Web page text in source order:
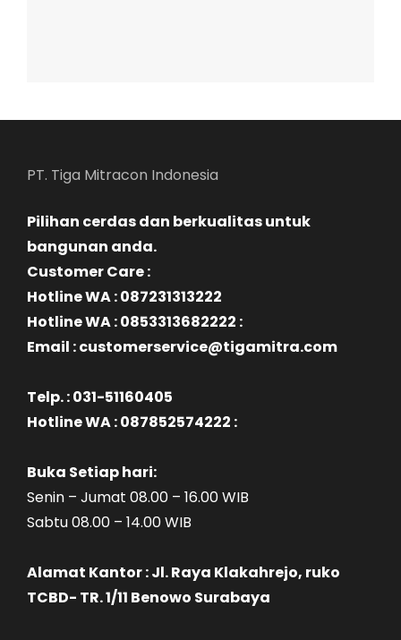
PT. Tiga Mitracon Indonesia
Pilihan cerdas dan berkualitas untuk
bangunan anda.
Customer Care :
Hotline WA : 087231313222
Hotline WA : 0853313682222 :
Email : customerservice@tigamitra.com
Telp. : 031-51160405
Hotline WA : 087852574222 :
Buka Setiap hari:
Senin – Jumat 08.00 – 16.00 WIB
Sabtu 08.00 – 14.00 WIB
Alamat Kantor : Jl. Raya Klakahrejo, ruko
TCBD- TR. 1/11 Benowo Surabaya